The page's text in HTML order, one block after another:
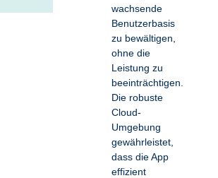
wachsende
Benutzerbasis
zu bewältigen,
ohne die
Leistung zu
beeinträchtigen.
Die robuste
Cloud-
Umgebung
gewährleistet,
dass die App
effizient